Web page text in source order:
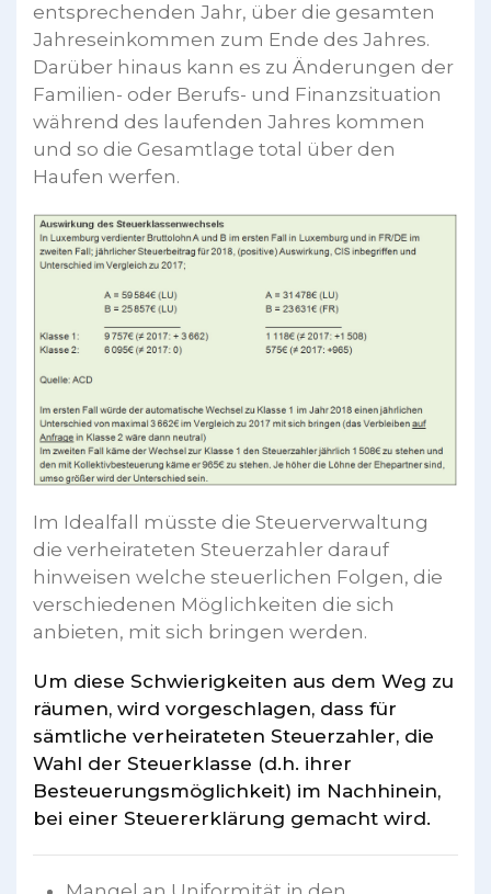
entsprechenden Jahr, über die gesamten
Jahreseinkommen zum Ende des Jahres.
Darüber hinaus kann es zu Änderungen der
Familien- oder Berufs- und Finanzsituation
während des laufenden Jahres kommen
und so die Gesamtlage total über den
Haufen werfen.
Im Idealfall müsste die Steuerverwaltung
die verheirateten Steuerzahler darauf
hinweisen welche steuerlichen Folgen, die
verschiedenen Möglichkeiten die sich
anbieten, mit sich bringen werden.
Um diese Schwierigkeiten aus dem Weg zu
räumen, wird vorgeschlagen, dass für
sämtliche verheirateten Steuerzahler, die
Wahl der Steuerklasse (d.h. ihrer
Besteuerungsmöglichkeit) im Nachhinein,
bei einer Steuererklärung gemacht wird.